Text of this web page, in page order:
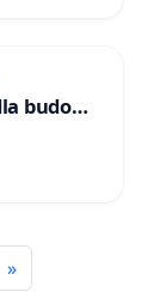
budowy
w
»